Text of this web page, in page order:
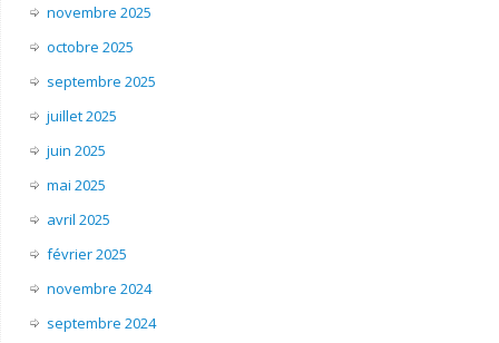
novembre 2025
octobre 2025
septembre 2025
juillet 2025
juin 2025
mai 2025
avril 2025
février 2025
novembre 2024
septembre 2024